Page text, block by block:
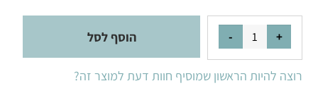
הוסף לסל
רוצה להיות הראשון שמוסיף חוות דעת למוצר זה?